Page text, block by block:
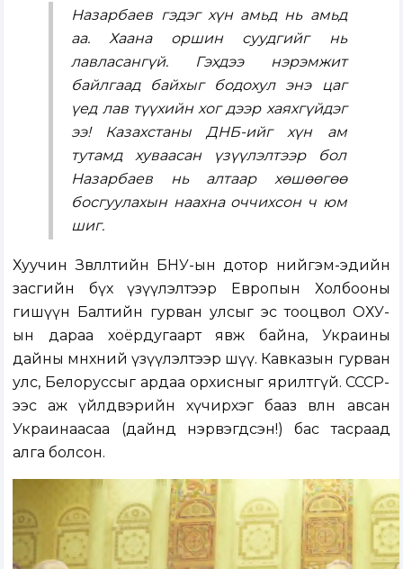
Назарбаев гэдэг хүн амьд нь амьд
аа. Хаана оршин суудгийг нь
лавласангүй. Гэхдээ нэрэмжит
байлгаад байхыг бодохул энэ цаг
үед лав түүхийн хог дээр хаяхгүйдэг
ээ! Казахстаны ДНБ-ийг хүн ам
тутамд хуваасан үзүүлэлтээр бол
Назарбаев нь алтаар хөшөөгөө
босгуулахын наахна оччихсон ч юм
шиг.
Хуучин Зөвлөлтийн БНУ-ын дотор нийгэм-эдийн
засгийн бүх үзүүлэлтээр Европын Холбооны
гишүүн Балтийн гурван улсыг эс тооцвол ОХУ-
ын дараа хоёрдугаарт явж байна, Украины
дайны өмнөхний үзүүлэлтээр шүү. Кавказын гурван
улс, Белоруссыг ардаа орхисныг ярилтгүй. СССР-
ээс аж үйлдвэрийн хүчирхэг бааз өвлөн авсан
Украинаасаа (дайнд нэрвэгдсэн!) бас тасраад
алга болсон.